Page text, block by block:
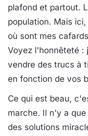
plafond et partout.
population. Mais
où sont mes
Voyez l'honnêteté :
vendre des trucs à
en fonction de vos
Ce qui est beau,
marche. Il n'y a
des solutions